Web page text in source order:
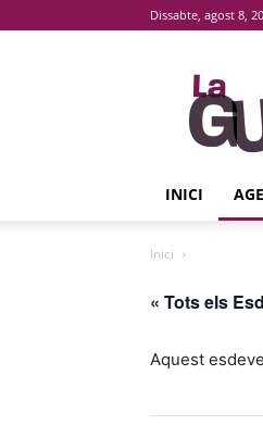
Dissabte, agost 8,
INICI
Inici
« Tots els
Aquest